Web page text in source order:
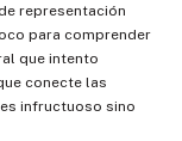
representación
para comprender
que intento
conecte las
infructuoso sino